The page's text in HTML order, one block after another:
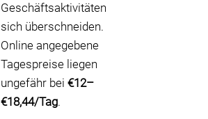
Geschäftsaktivitäten
sich überschneiden.
Online angegebene
Tagespreise liegen
ungefähr bei €12–
€18,44/Tag.